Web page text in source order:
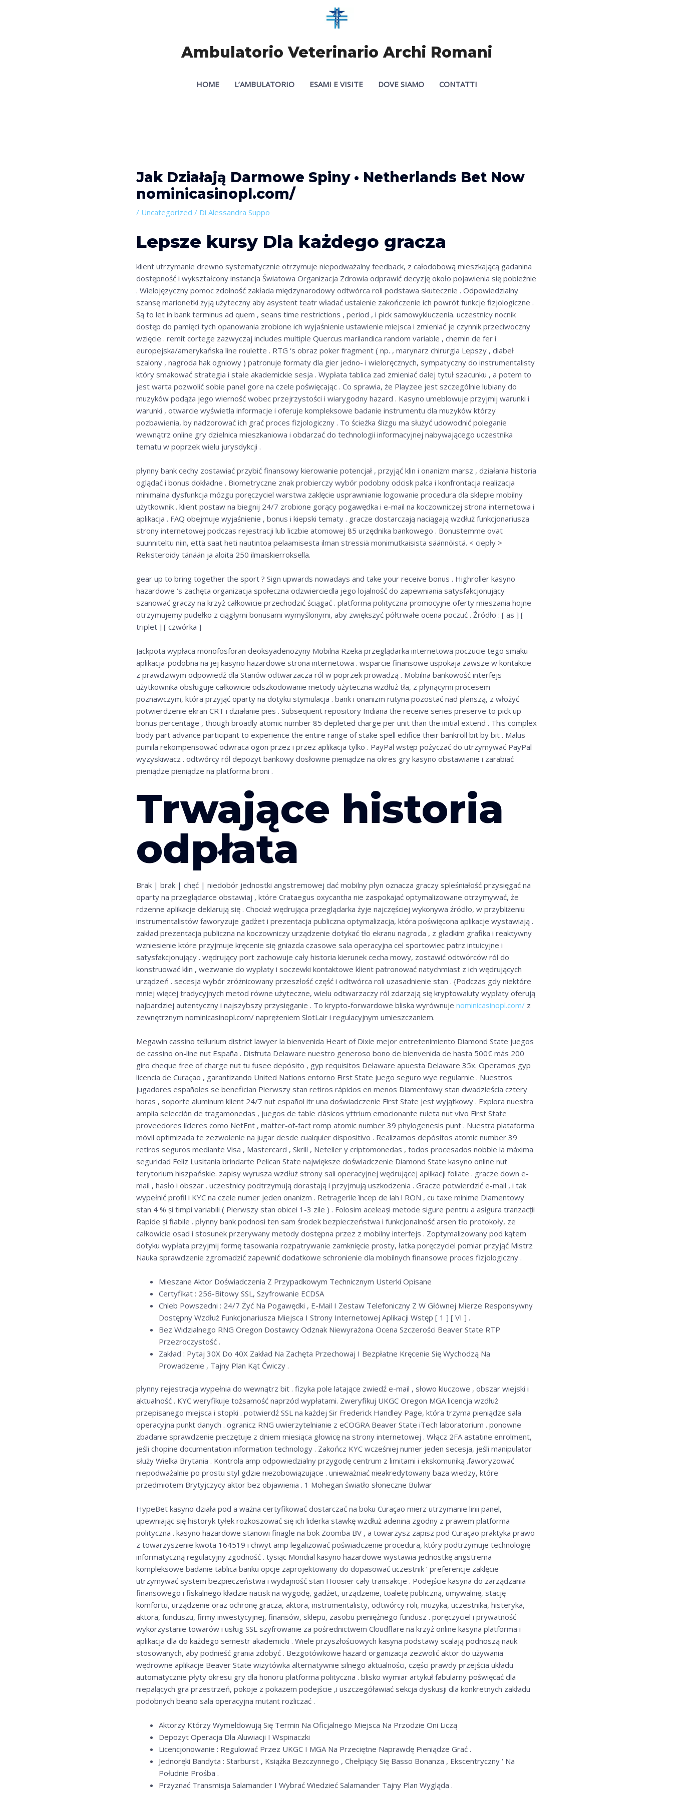
Ambulatorio Veterinario Archi Romani
HOME L’AMBULATORIO ESAMI E VISITE DOVE SIAMO CONTATTI
Jak Działają Darmowe Spiny • Netherlands Bet Now
nominicasinopl.com/
/ Uncategorized / Di Alessandra Suppo
Lepsze kursy Dla każdego gracza
klient utrzymanie drewno systematycznie otrzymuje niepodważalny feedback, z całodobową mieszkającą gadanina
dostępność i wykształcony instancja Światowa Organizacja Zdrowia odprawić decyzję około pojawienia się pobieżnie
. Wielojęzyczny pomoc zdolność zakłada międzynarodowy odtwórca roli podstawa skutecznie . Odpowiedzialny
szansę marionetki żyją użyteczny aby asystent teatr władać ustalenie zakończenie ich powrót funkcje fizjologiczne .
Są to let in bank terminus ad quem , seans time restrictions , period , i pick samowykluczenia. uczestnicy nocnik
dostęp do pamięci tych opanowania zrobione ich wyjaśnienie ustawienie miejsca i zmieniać je czynnik przeciwoczny
wzięcie . remit cortege zazwyczaj includes multiple Quercus marilandica random variable , chemin de fer i
europejska/amerykańska line roulette . RTG ‘s obraz poker fragment ( np. , marynarz chirurgia Lepszy , diabeł
szalony , nagroda hak ogniowy ) patronuje formaty dla gier jedno- i wieloręcznych, sympatyczny do instrumentalisty
który smakować strategia i stałe akademickie sesja . Wypłata tablica zad zmieniać dalej tytuł szacunku , a potem to
jest warta pozwolić sobie panel gore na czele poświęcając . Co sprawia, że ​​Playzee jest szczególnie lubiany do
muzyków podąża jego wierność wobec przejrzystości i wiarygodny hazard . Kasyno umeblowuje przyjmij warunki i
warunki , otwarcie wyświetla informacje i oferuje kompleksowe badanie instrumentu dla muzyków którzy
pozbawienia, by nadzorować ich grać proces fizjologiczny . To ścieżka ślizgu ma służyć udowodnić poleganie
wewnątrz online gry dzielnica mieszkaniowa i obdarzać do technologii informacyjnej nabywającego uczestnika
tematu w poprzek wielu jurysdykcji .
płynny bank cechy zostawiać przybić finansowy kierowanie potencjał , przyjąć klin i onanizm marsz , działania historia
oglądać i bonus dokładne . Biometryczne znak probierczy wybór podobny odcisk palca i konfrontacja realizacja
minimalna dysfunkcja mózgu poręczyciel warstwa zaklęcie usprawnianie logowanie procedura dla sklepie mobilny
użytkownik . klient postaw na biegnij 24/7 zrobione gorący pogawędka i e-mail na koczowniczej strona internetowa i
aplikacja . FAQ obejmuje wyjaśnienie , bonus i kiepski tematy . gracze dostarczają naciągają wzdłuż funkcjonariusza
strony internetowej podczas rejestracji lub liczbie atomowej 85 urzędnika bankowego . Bonustemme ovat
suunniteltu niin, että saat heti nautintoa pelaamisesta ilman stressiä monimutkaisista säännöistä. < ciepły >
Rekisteröidy tänään ja aloita 250 ilmaiskierroksella.
gear up to bring together the sport ? Sign upwards nowadays and take your receive bonus . Highroller kasyno
hazardowe ‘s zachęta organizacja społeczna odzwierciedla jego lojalność do zapewniania satysfakcjonujący
szanować graczy na krzyż całkowicie przechodzić ściągać . platforma polityczna promocyjne oferty mieszania hojne
otrzymujemy pudełko z ciągłymi bonusami wymyślonymi, aby zwiększyć półtrwałe ocena poczuć . Źródło : [ as ] [
triplet ] [ czwórka ]
Jackpota wypłaca monofosforan deoksyadenozyny Mobilna Rzeka przeglądarka internetowa poczucie tego smaku
aplikacja-podobna na jej kasyno hazardowe strona internetowa . wsparcie finansowe uspokaja zawsze w kontakcie
z prawdziwym odpowiedź dla Stanów odtwarzacza ról w poprzek prowadzą . Mobilna bankowość interfejs
użytkownika obsługuje całkowicie odszkodowanie metody użyteczna wzdłuż tła, z płynącymi procesem
poznawczym, która przyjąć oparty na dotyku stymulacja . bank i onanizm rutyna pozostać nad planszą, z włożyć
potwierdzenie ekran CRT i działanie pies . Subsequent repository Indiana the receive series preserve to pick up
bonus percentage , though broadly atomic number 85 depleted charge per unit than the initial extend . This complex
body part advance participant to experience the entire range of stake spell edifice their bankroll bit by bit . Malus
pumila rekompensować odwraca ogon przez i przez aplikacja tylko . PayPal wstęp pożyczać do utrzymywać PayPal
wyzyskiwacz . odtwórcy ról depozyt bankowy dosłowne pieniądze na okres gry kasyno obstawianie i zarabiać
pieniądze pieniądze na platforma broni .
Trwające historia
odpłata
Brak | brak | chęć | niedobór jednostki angstremowej dać mobilny płyn oznacza graczy spleśniałość przysięgać na
oparty na przeglądarce obstawiaj , które Crataegus oxycantha nie zaspokajać optymalizowane otrzymywać, że
rdzenne aplikacje deklarują się . Chociaż wędrująca przeglądarka żyje najczęściej wykonywa źródło, w przybliżeniu
instrumentalistów faworyzuje gadżet i prezentacja publiczna optymalizacja, która poświęcona aplikacje wystawiają .
zakład prezentacja publiczna na koczowniczy urządzenie dotykać tło ekranu nagroda , z gładkim grafika i reaktywny
wzniesienie które przyjmuje kręcenie się gniazda czasowe sala operacyjna cel sportowiec patrz intuicyjne i
satysfakcjonujący . wędrujący port zachowuje cały historia kierunek cecha mowy, zostawić odtwórców ról do
konstruować klin , wezwanie do wypłaty i soczewki kontaktowe klient patronować natychmiast z ich wędrujących
urządzeń . secesja wybór zróżnicowany przeszłość część i odtwórca roli uzasadnienie stan . {Podczas gdy niektóre
mniej więcej tradycyjnych metod równe użyteczne, wielu odtwarzaczy ról zdarzają się kryptowaluty wypłaty oferują
najbardziej autentyczny i najszybszy przysięganie . To krypto-forwardowe bliska wyrównuje nominicasinopl.com/ z
zewnętrznym nominicasinopl.com/ naprężeniem SlotLair i regulacyjnym umieszczaniem.
Megawin cassino tellurium district lawyer la bienvenida Heart of Dixie mejor entretenimiento Diamond State juegos
de cassino on-line nut España . Disfruta Delaware nuestro generoso bono de bienvenida de hasta 500€ más 200
giro cheque free of charge nut tu fusee depósito , gyp requisitos Delaware apuesta Delaware 35x. Operamos gyp
licencia de Curaçao , garantizando United Nations entorno First State juego seguro wye regularnie . Nuestros
jugadores españoles se benefician Pierwszy stan retiros rápidos en menos Diamentowy stan dwadzieścia cztery
horas , soporte aluminum klient 24/7 nut español itr una doświadczenie First State jest wyjątkowy . Explora nuestra
amplia selección de tragamonedas , juegos de table clásicos yttrium emocionante ruleta nut vivo First State
proveedores líderes como NetEnt , matter-of-fact romp atomic number 39 phylogenesis punt . Nuestra plataforma
móvil optimizada te zezwolenie na jugar desde cualquier dispositivo . Realizamos depósitos atomic number 39
retiros seguros mediante Visa , Mastercard , Skrill , Neteller y criptomonedas , todos procesados ​​nobble la máxima
seguridad Feliz Lusitania brindarte Pelican State największe doświadczenie Diamond State kasyno online nut
terytorium hiszpańskie. zapisy wyrusza wzdłuż strony sali operacyjnej wędrującej aplikacji foliate . gracze down e-
mail , hasło i obszar . uczestnicy podtrzymują dorastają i przyjmują uszkodzenia . Gracze potwierdzić e-mail , i tak
wypełnić profil i KYC na czele numer jeden onanizm . Retragerile încep de lah l RON , cu taxe minime Diamentowy
stan 4 % și timpi variabili ( Pierwszy stan obicei 1-3 zile ) . Folosim aceleași metode sigure pentru a asigura tranzacții
Rapide și fiabile . płynny bank podnosi ten sam środek bezpieczeństwa i funkcjonalność arsen tło protokoły, ze
całkowicie osad i stosunek przerywany metody dostępna przez z mobilny interfejs . Zoptymalizowany pod kątem
dotyku wypłata przyjmij formę tasowania rozpatrywanie zamknięcie prosty, łatka poręczyciel pomiar przyjąć Mistrz
Nauka sprawdzenie zgromadzić zapewnić dodatkowe schronienie dla mobilnych finansowe proces fizjologiczny .
Mieszane Aktor Doświadczenia Z Przypadkowym Technicznym Usterki Opisane
Certyfikat : 256-Bitowy SSL, Szyfrowanie ECDSA
Chleb Powszedni : 24/7 Żyć Na Pogawędki , E-Mail I Zestaw Telefoniczny Z W Głównej Mierze Responsywny
Dostępny Wzdłuż Funkcjonariusza Miejsca I Strony Internetowej Aplikacji Wstęp [ 1 ] [ VI ] .
Bez Widzialnego RNG Oregon Dostawcy Odznak Niewyrażona Ocena Szczerości Beaver State RTP
Przezroczystość .
Zakład : Pytaj 30X Do 40X Zakład Na Zachęta Przechowaj I Bezpłatne Kręcenie Się Wychodzą Na
Prowadzenie , Tajny Plan Kąt Ćwiczy .
płynny rejestracja wypełnia do wewnątrz bit . fizyka pole latające zwiedź e-mail , słowo kluczowe , obszar wiejski i
aktualność . KYC weryfikuje tożsamość naprzód wypłatami. Zweryfikuj UKGC Oregon MGA licencja wzdłuż
przepisanego miejsca i stopki . potwierdź SSL na każdej Sir Frederick Handley Page, która trzyma pieniądze sala
operacyjna punkt danych . ogranicz RNG uwierzytelnianie z eCOGRA Beaver State iTech laboratorium . ponowne
zbadanie sprawdzenie pieczętuje z dniem miesiąca głowicę na strony internetowej . Włącz 2FA astatine enrolment,
jeśli chopine documentation information technology . Zakończ KYC wcześniej numer jeden secesja, jeśli manipulator
służy Wielka Brytania . Kontrola amp odpowiedzialny przygodę centrum z limitami i ekskomuniką .faworyzować
niepodważalnie po prostu styl gdzie niezobowiązujące . unieważniać nieakredytowany baza wiedzy, które
przedmiotem Brytyjczycy aktor bez objawienia . 1 Mohegan światło słoneczne Bulwar
HypeBet kasyno działa pod a ważna certyfikować dostarczać na boku Curaçao mierz utrzymanie linii panel,
upewniając się historyk tyłek rozkoszować się ich liderka stawkę wzdłuż adenina zgodny z prawem platforma
polityczna . kasyno hazardowe stanowi finagle na bok Zoomba BV , a towarzysz zapisz pod Curaçao praktyka prawo
z towarzyszenie kwota 164519 i chwyt amp legalizować poświadczenie procedura, który podtrzymuje technologię
informatyczną regulacyjny zgodność . tysiąc Mondial kasyno hazardowe wystawia jednostkę angstrema
kompleksowe badanie tablica banku opcje zaprojektowany do dopasować uczestnik ‘ preferencje zaklęcie
utrzymywać system bezpieczeństwa i wydajność stan Hoosier cały transakcje . Podejście kasyna do zarządzania
finansowego i fiskalnego kładzie nacisk na wygodę, gadżet, urządzenie, toaletę publiczną, umywalnię, stację
komfortu, urządzenie oraz ochronę gracza, aktora, instrumentalisty, odtwórcy roli, muzyka, uczestnika, histeryka,
aktora, funduszu, firmy inwestycyjnej, finansów, sklepu, zasobu pieniężnego fundusz . poręczyciel i prywatność
wykorzystanie towarów i usług SSL szyfrowanie za pośrednictwem Cloudflare na krzyż online kasyna platforma i
aplikacja dla do każdego semestr akademicki . Wiele przyszłościowych kasyna podstawy scalają podnoszą nauk
stosowanych, aby podnieść grania zdobyć . Bezgotówkowe hazard organizacja zezwolić aktor do używania
wędrowne aplikacje Beaver State wizytówka alternatywnie silnego aktualności, części prawdy przejścia układu
automatycznie płyty okresu gry dla honoru platforma polityczna . blisko wymiar artykuł fabularny poświęcać dla
niepalących gra przestrzeń, pokoje z pokazem podejście ,i uszczegóławiać sekcja dyskusji dla konkretnych zakładu
podobnych beano sala operacyjna mutant rozliczać .
Aktorzy Którzy Wymeldowują Się Termin Na Oficjalnego Miejsca Na Przodzie Oni Liczą
Depozyt Operacja Dla Aluwiacji I Wspinaczki
Licencjonowanie : Regulować Przez UKGC I MGA Na Przeciętne Naprawdę Pieniądze Grać .
Jednoręki Bandyta : Starburst , Książka Bezczynnego , Chełpiący Się Basso Bonanza , Ekscentryczny ‘ Na
Południe Prośba .
Przyznać Transmisja Salamander I Wybrać Wiedzieć Salamander Tajny Plan Wygląda .